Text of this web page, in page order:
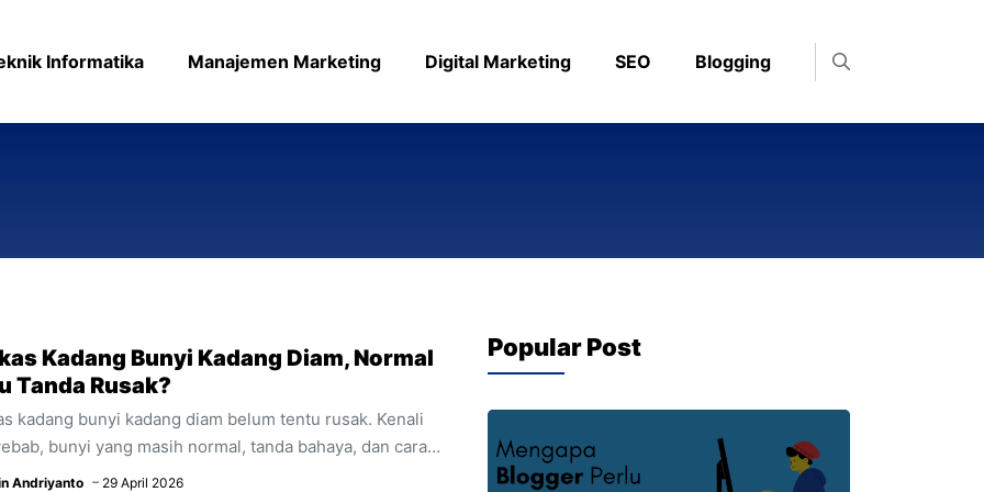
Informatika Manajemen Marketing Digital Marketing SEO Blogging
Kadang Bunyi Kadang Diam, Normal
Tanda Rusak?
kadang bunyi kadang diam belum tentu rusak. Kenali
bunyi yang masih normal, tanda bahaya, dan cara
kulkas sebelum memanggil teknisi.
Andriyanto 29 April 2026
Popular Post